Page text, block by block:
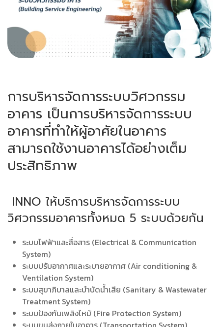
การบริหารจัดการระบบวิศวกรรม
อาคาร เป็นการบริหารจัดการระบบ
อาคารที่ทำให้ผู้อาศัยในอาคาร
สามารถใช้งานอาคารได้อย่างเต็ม
ประสิทธิภาพ
INNO ให้บริการบริหารจัดการระบบ
วิศวกรรมอาคารทั้งหมด 5 ระบบด้วยกัน
ระบบไฟฟ้าและสื่อสาร (Electrical & Communication
System)
ระบบปรับอากาศและระบายอากาศ (Air conditioning &
Ventilation System)
ระบบสุขาภิบาลและบำบัดน้ำเสีย (Sanitary & Wastewater
Treatment System)
ระบบป้องกันเพลิงไหม้ (Fire Protection System)